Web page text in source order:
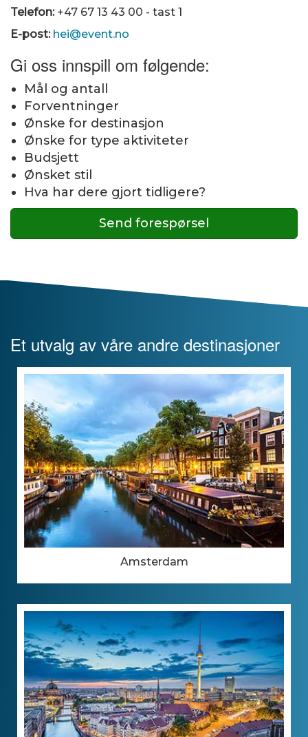
Telefon:+47 67 13 43 00 - tast 1
E-post: hei@event.no
Gi oss innspill om følgende:
Mål og antall
Forventninger
Ønske for destinasjon
Ønske for type aktiviteter
Budsjett
Ønsket stil
Hva har dere gjort tidligere?
Send forespørsel
Et utvalg av våre andre destinasjoner
Amsterdam